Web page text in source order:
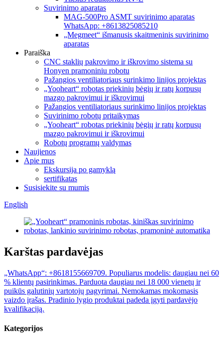
Suvirinimo aparatas
MAG-500Pro ASMT suvirinimo aparatas
WhatsApp: +8613825085210
„Megmeet“ išmanusis skaitmeninis suvirinimo
aparatas
Paraiška
CNC staklių pakrovimo ir iškrovimo sistema su
Honyen pramoniniu robotu
Pažangios ventiliatoriaus surinkimo linijos projektas
„Yooheart“ robotas priekinių bėgių ir ratų korpusų
mazgo pakrovimui ir iškrovimui
Pažangios ventiliatoriaus surinkimo linijos projektas
Suvirinimo robotų pritaikymas
„Yooheart“ robotas priekinių bėgių ir ratų korpusų
mazgo pakrovimui ir iškrovimui
Robotų programų valdymas
Naujienos
Apie mus
Ekskursija po gamyklą
sertifikatas
Susisiekite su mumis
English
Karštas pardavėjas
„WhatsApp“: +8618155669709. Populiarus modelis: daugiau nei 60
% klientų pasirinkimas. Parduota daugiau nei 18 000 vienetų ir
puikūs galutinių vartotojų pagyrimai. Nemokamas mokomasis
vaizdo įrašas. Pradinio lygio produktai padeda įgyti pardavėjo
kvalifikaciją.
Kategorijos